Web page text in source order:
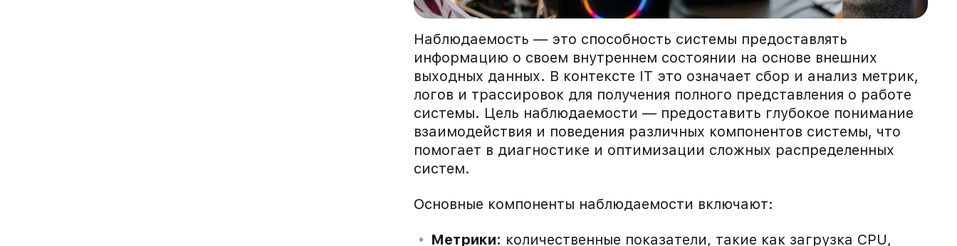
Наблюдаемость — это способность системы предоставлять
информацию о своем внутреннем состоянии на основе внешних
выходных данных. В контексте IT это означает сбор и анализ метрик,
логов и трассировок для получения полного представления о работе
системы. Цель наблюдаемости — предоставить глубокое понимание
взаимодействия и поведения различных компонентов системы, что
помогает в диагностике и оптимизации сложных распределенных
систем.
Основные компоненты наблюдаемости включают:
Метрики: количественные показатели, такие как загрузка CPU,